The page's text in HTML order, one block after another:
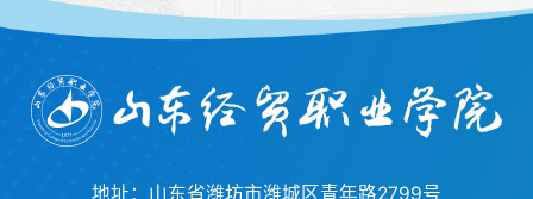
地址：山东省潍坊市潍城区青年路2799号